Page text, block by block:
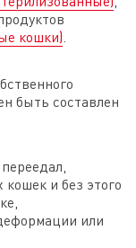
кошки)
быть составлен
и без этого
или